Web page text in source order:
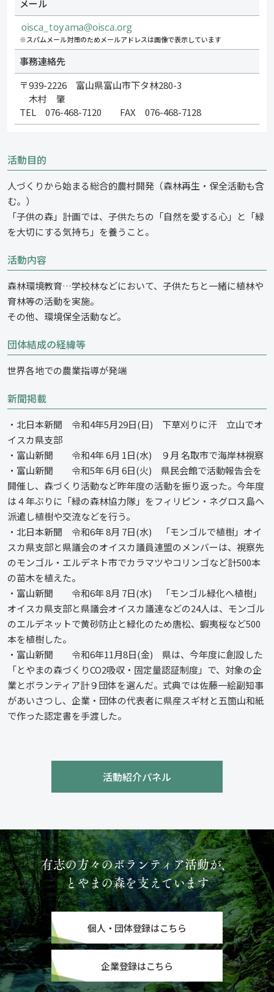
メール
※スパムメール対策のためメールアドレスは画像で表示しています
事務連絡先
〒939-2226 富山県富山市下タ林280-3
木村 肇
TEL 076-468-7120 FAX 076-468-7128
活動目的
人づくりから始まる総合的農村開発（森林再生・保全活動も含
む。）
「子供の森」計画では、子供たちの「自然を愛する心」と「緑
を大切にする気持ち」を養うこと。
活動内容
森林環境教育…学校林などにおいて、子供たちと一緒に植林や
育林等の活動を実施。
その他、環境保全活動など。
団体結成の経緯等
世界各地での農業指導が発端
新聞掲載
・北日本新聞 令和4年5月29日(日) 下草刈りに汗 立山でオ
イスカ県支部
・富山新聞 令和4年 6月 1日(水) ９月 名取市で海岸林視察
・富山新聞 令和5年 6月 6日(火) 県民会館で活動報告会を
開催し、森づくり活動など昨年度の活動を振り返った。今年度
は４年ぶりに「緑の森林協力隊」をフィリピン・ネグロス島へ
派遣し植樹や交流などを行う。
・北日本新聞 令和6年 8月 7日(水) 「モンゴルで植樹」オイ
スカ県支部と県議会のオイスカ議員連盟のメンバーは、視察先
のモンゴル・エルデネト市でカラマツやコリンゴなど計500本
の苗木を植えた。
・富山新聞 令和6年 8月 7日(水) 「モンゴル緑化へ植樹」
オイスカ県支部と県議会オイスカ議連などの24人は、モンゴル
のエルデネットで黄砂防止と緑化のため唐松、蝦夷桜など500
本を植樹した。
・富山新聞 令和6年11月8日(金) 県は、今年度に創設した
「とやまの森づくりCO2吸収・固定量認証制度」で、対象の企
業とボランティア計９団体を選んだ。式典では佐藤一絵副知事
があいさつし、企業・団体の代表者に県産スギ材と五箇山和紙
で作った認定書を手渡した。
活動紹介パネル
有志の方々のボランティア活動が、
とやまの森を支えています
個人・団体登録はこちら
企業登録はこちら